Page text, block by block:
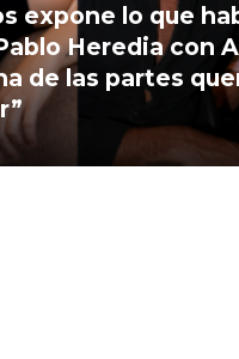
expone lo que
Heredia con
de las partes